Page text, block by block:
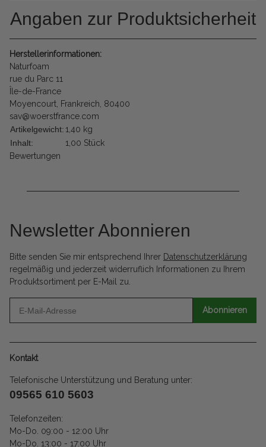
Angaben zur Produktsicherheit
Herstellerinformationen:
Naturfoam
rue du Parc 11
Île-de-France
Moyencourt, Frankreich, 80400
sav@woerstfrance.com
Artikelgewicht: 1,40 kg
Inhalt:
1,00 Stück
Bewertungen
Newsletter Abonnieren
Bitte senden Sie mir entsprechend Ihrer Datenschutzerklärung
regelmäßig und jederzeit widerruflich Informationen zu Ihrem
Produktsortiment per E-Mail zu.
Abonnieren
Kontakt
Telefonische Unterstützung und Beratung unter:
09565 610 5603
Telefonzeiten:
Mo-Do. 09:00 - 12:00 Uhr
Mo-Do. 13:00 - 17:00 Uhr